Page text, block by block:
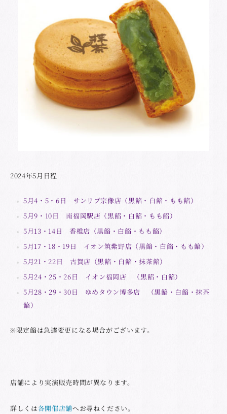
2024年5月日程
5月4・5・6日 サンリブ宗像店（黒餡・白餡・もも餡）
5月9・10日 南福岡駅店（黒餡・白餡・もも餡）
5月13・14日 香椎店（黒餡・白餡・もも餡）
5月17・18・19日 イオン筑紫野店（黒餡・白餡・もも餡）
5月21・22日 古賀店（黒餡・白餡・抹茶餡）
5月24・25・26日 イオン福岡店 （黒餡・白餡）
5月28・29・30日 ゆめタウン博多店 （黒餡・白餡・抹茶
餡）
※限定餡は急遽変更になる場合がございます。
店舗により実演販売時間が異なります。
詳しくは各開催店舗へお尋ねください。